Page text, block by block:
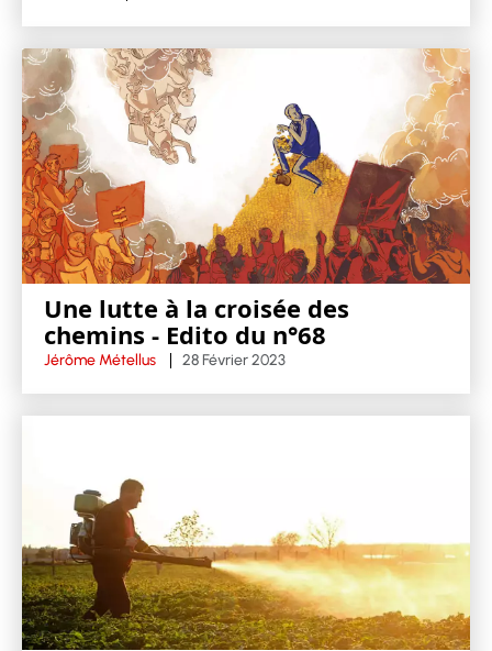
Une lutte à la croisée des
chemins - Edito du n°68
Jérôme Métellus 28 Février 2023